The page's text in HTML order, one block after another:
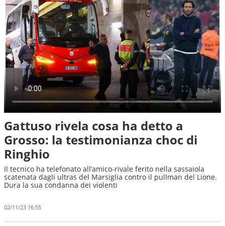
Gattuso rivela cosa ha detto a
Grosso: la testimonianza choc di
Ringhio
Il tecnico ha telefonato all’amico-rivale ferito nella sassaiola
scatenata dagli ultras del Marsiglia contro il pullman del Lione.
Dura la sua condanna dei violenti
02/11/23 16:55